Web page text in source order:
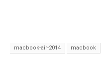
macbook-air-2014 macbook